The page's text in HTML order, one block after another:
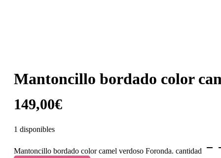
Mantoncillo bordado color
149,00€
1 disponibles
Mantoncillo bordado color camel verdoso Foronda. cantidad